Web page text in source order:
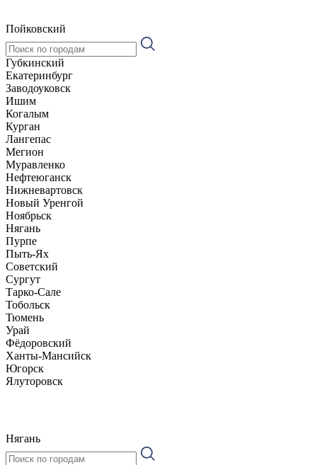
Пойковский
Губкинский
Екатеринбург
Заводоуковск
Ишим
Когалым
Курган
Лангепас
Мегион
Муравленко
Нефтеюганск
Нижневартовск
Новый Уренгой
Ноябрьск
Нягань
Пурпе
Пыть-Ях
Советский
Сургут
Тарко-Сале
Тобольск
Тюмень
Урай
Фёдоровский
Ханты-Мансийск
Югорск
Ялуторовск
Нягань